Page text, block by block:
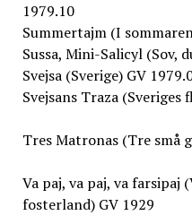
1979.10
Summertajm (I
Sussa, Mini-Salicyl (Sov,
Svejsa (Sverige) GV
Svejsans Traza (Sveriges
Tres Matronas (Tre små
Va paj, va paj, va
fosterland) GV 1929